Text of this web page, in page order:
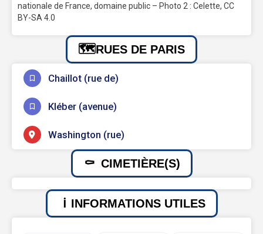
nationale de France, domaine public – Photo 2 : Celette, CC
BY-SA 4.0
RUES DE PARIS
Chaillot (rue de)
Kléber (avenue)
Washington (rue)
CIMETIÈRE(S)
INFORMATIONS UTILES